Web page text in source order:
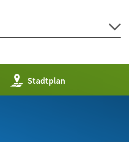
Stadtplan
(Öffnet
in
einem